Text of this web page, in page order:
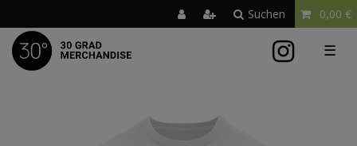
Suchen 0,00 €
☰